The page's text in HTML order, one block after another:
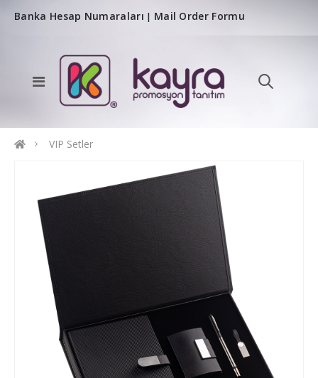
Banka Hesap Numaraları | Mail Order Formu
VIP Setler